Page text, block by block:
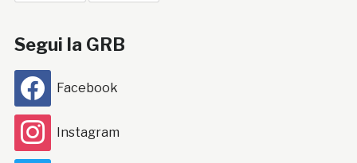
Segui la GRB
Facebook
Instagram